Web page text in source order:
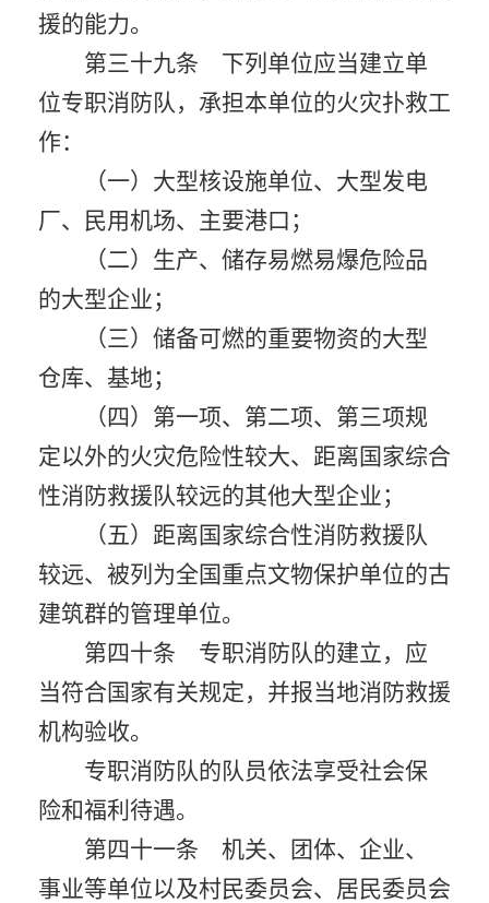
援的能力。
第三十九条 下列单位应当建立单
位专职消防队，承担本单位的火灾扑救工
作：
（一）大型核设施单位、大型发电
厂、民用机场、主要港口；
（二）生产、储存易燃易爆危险品
的大型企业；
（三）储备可燃的重要物资的大型
仓库、基地；
（四）第一项、第二项、第三项规
定以外的火灾危险性较大、距离国家综合
性消防救援队较远的其他大型企业；
（五）距离国家综合性消防救援队
较远、被列为全国重点文物保护单位的古
建筑群的管理单位。
第四十条 专职消防队的建立，应
当符合国家有关规定，并报当地消防救援
机构验收。
专职消防队的队员依法享受社会保
险和福利待遇。
第四十一条 机关、团体、企业、
事业等单位以及村民委员会、居民委员会